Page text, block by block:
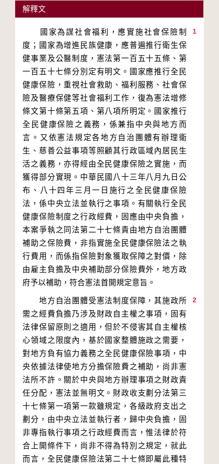
解釋文
1
國家為謀社會福利，應實施社會保險制
度；國家為增進民族健康，應普遍推行衛生保
健事業及公醫制度，憲法第一百五十五條、第
一百五十七條分別定有明文。國家應推行全民
健康保險，重視社會救助、福利服務、社會保
險及醫療保健等社會福利工作，復為憲法增修
條文第十條第五項、第八項所明定。國家推行
全民健康保險之義務，係兼指中央與地方而
言。又依憲法規定各地方自治團體有辦理衛
生、慈善公益事項等照顧其行政區域內居民生
活之義務，亦得經由全民健康保險之實施，而
獲得部分實現。中華民國八十三年八月九日公
布、八十四年三月一日施行之全民健康保險
法，係中央立法並執行之事項。有關執行全民
健康保險制度之行政經費，固應由中央負擔，
本案爭執之同法第二十七條責由地方自治團體
補助之保險費，非指實施全民健康保險法之執
行費用，而係指保險對象獲取保障之對價，除
由雇主負擔及中央補助部分保險費外，地方政
2
地方自治團體受憲法制度保障，其施政所
需之經費負擔乃涉及財政自主權之事項，固有
法律保留原則之適用，但於不侵害其自主權核
心領域之限度內，基於國家整體施政之需要，
對地方負有協力義務之全民健康保險事項，中
央依據法律使地方分擔保險費之補助，尚非憲
法所不許。關於中央與地方辦理事項之財政責
任分配，憲法並無明文。財政收支劃分法第三
十七條第一項第一款雖規定，各級政府支出之
劃分，由中央立法並執行者，歸中央負擔，固
非專指執行事項之行政經費而言，惟法律於符
合上開條件下，尚非不得為特別之規定，就此
而言，全民健康保險法第二十七條即屬此種特